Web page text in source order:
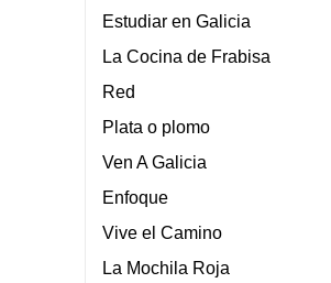
Estudiar en Galicia
La Cocina de Frabisa
Red
Plata o plomo
Ven A Galicia
Enfoque
Vive el Camino
La Mochila Roja